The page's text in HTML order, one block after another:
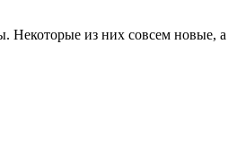
Некоторые из них совсем новые, а